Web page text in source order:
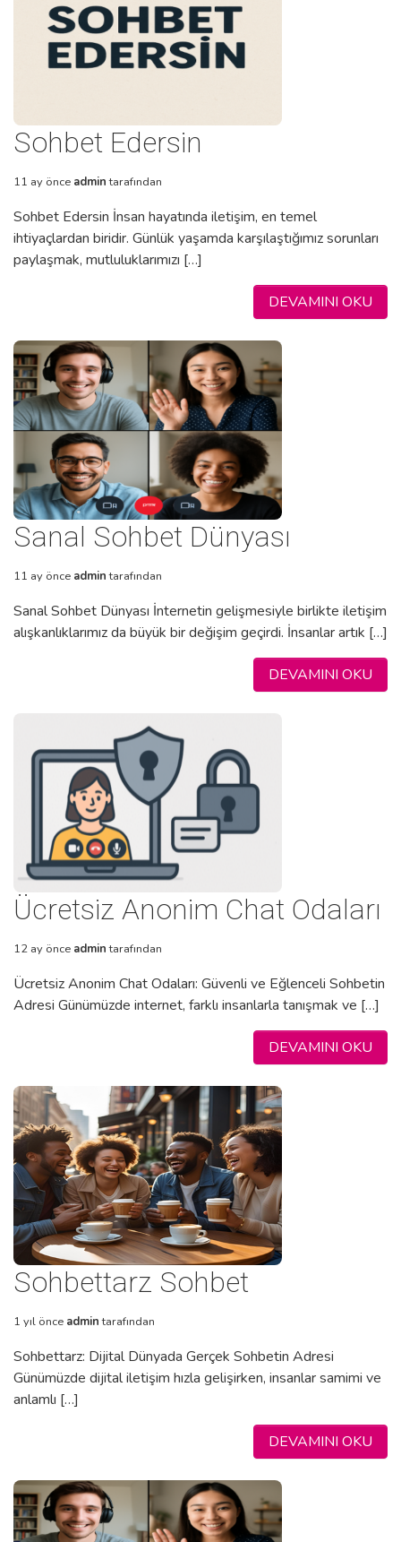
Sohbet Edersin
11 ay önce admintarafından
Sohbet Edersin İnsan hayatında iletişim, en temel
ihtiyaçlardan biridir. Günlük yaşamda karşılaştığımız sorunları
paylaşmak, mutluluklarımızı […]
DEVAMINI OKU
Sanal Sohbet Dünyası
11 ay önce admintarafından
Sanal Sohbet Dünyası İnternetin gelişmesiyle birlikte iletişim
alışkanlıklarımız da büyük bir değişim geçirdi. İnsanlar artık […]
DEVAMINI OKU
Ücretsiz Anonim Chat Odaları
12 ay önce admintarafından
Ücretsiz Anonim Chat Odaları: Güvenli ve Eğlenceli Sohbetin
Adresi Günümüzde internet, farklı insanlarla tanışmak ve […]
DEVAMINI OKU
Sohbettarz Sohbet
1 yıl önce admintarafından
Sohbettarz: Dijital Dünyada Gerçek Sohbetin Adresi
Günümüzde dijital iletişim hızla gelişirken, insanlar samimi ve
anlamlı […]
DEVAMINI OKU